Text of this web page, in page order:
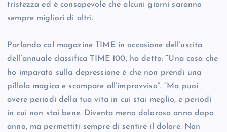
tristezza ed è consapevole che alcuni giorni saranno
sempre migliori di altri.
Parlando col magazine TIME in occasione dell’uscita
dell’annuale classifica TIME 100, ha detto: “Una cosa che
ho imparato sulla depressione è che non prendi una
pillola magica e scompare all’improvviso”. “Ma puoi
avere periodi della tua vita in cui stai meglio, e periodi
in cui non stai bene. Diventa meno doloroso anno dopo
anno, ma permettiti sempre di sentire il dolore. Non